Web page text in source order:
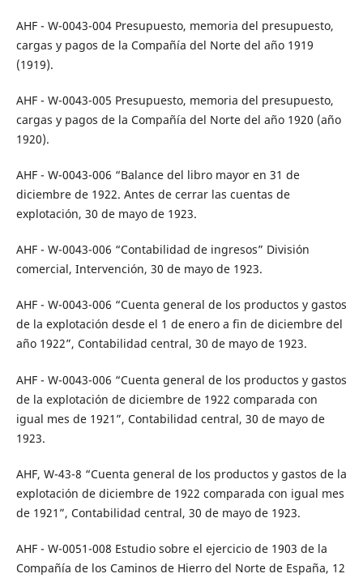
AHF - W-0043-004 Presupuesto, memoria del presupuesto,
cargas y pagos de la Compañía del Norte del año 1919
(1919).
AHF - W-0043-005 Presupuesto, memoria del presupuesto,
cargas y pagos de la Compañía del Norte del año 1920 (año
1920).
AHF - W-0043-006 “Balance del libro mayor en 31 de
diciembre de 1922. Antes de cerrar las cuentas de
explotación, 30 de mayo de 1923.
AHF - W-0043-006 “Contabilidad de ingresos” División
comercial, Intervención, 30 de mayo de 1923.
AHF - W-0043-006 “Cuenta general de los productos y gastos
de la explotación desde el 1 de enero a fin de diciembre del
año 1922”, Contabilidad central, 30 de mayo de 1923.
AHF - W-0043-006 “Cuenta general de los productos y gastos
de la explotación de diciembre de 1922 comparada con
igual mes de 1921”, Contabilidad central, 30 de mayo de
1923.
AHF, W-43-8 “Cuenta general de los productos y gastos de la
explotación de diciembre de 1922 comparada con igual mes
de 1921”, Contabilidad central, 30 de mayo de 1923.
AHF - W-0051-008 Estudio sobre el ejercicio de 1903 de la
Compañía de los Caminos de Hierro del Norte de España, 12